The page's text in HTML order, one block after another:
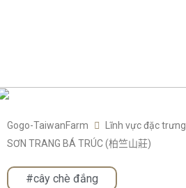
Gogo-TaiwanFarm
Lĩnh vực đặc trưng
SƠN TRANG BÁ TRÚC (柏竺山莊)
#cây chè đắng